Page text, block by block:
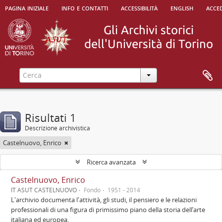
pagina iniziale info e contatti accessibilità english
Risultati 1
Descrizione archivistica
Castelnuovo, Enrico
Ricerca avanzata
Castelnuovo, Enrico
IT ASUT CASTELNUOVO Fondo 1951 - 2014
L'archivio documenta l'attività, gli studi, il pensiero e le relazioni
professionali di una figura di primissimo piano della storia dell’arte
italiana ed europea.